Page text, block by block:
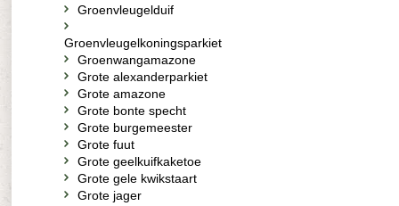
Groenvleugelduif
Groenvleugelkoningsparkiet
Groenwangamazone
Grote alexanderparkiet
Grote amazone
Grote bonte specht
Grote burgemeester
Grote fuut
Grote geelkuifkaketoe
Grote gele kwikstaart
Grote jager